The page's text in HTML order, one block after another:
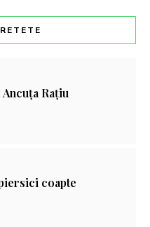
Rațiu
coapte